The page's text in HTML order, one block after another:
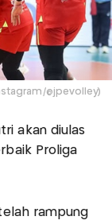
@jpevolley)
akan diulas
Proliga
rampung